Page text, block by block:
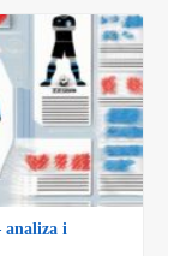
analiza i